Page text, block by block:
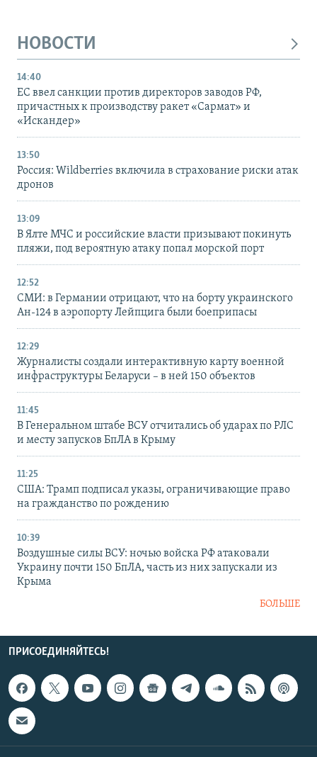
НОВОСТИ
14:40
ЕС ввел санкции против директоров заводов РФ,
причастных к производству ракет «Сармат» и
«Искандер»
13:50
Россия: Wildberries включила в страхование риски атак
дронов
13:09
В Ялте МЧС и российские власти призывают покинуть
пляжи, под вероятную атаку попал морской порт
12:52
СМИ: в Германии отрицают, что на борту украинского
Ан-124 в аэропорту Лейпцига были боеприпасы
12:29
Журналисты создали интерактивную карту военной
инфраструктуры Беларуси – в ней 150 объектов
11:45
В Генеральном штабе ВСУ отчитались об ударах по РЛС
и месту запусков БпЛА в Крыму
11:25
США: Трамп подписал указы, ограничивающие право
на гражданство по рождению
10:39
Воздушные силы ВСУ: ночью войска РФ атаковали
Украину почти 150 БпЛА, часть из них запускали из
Крыма
БОЛЬШЕ
ПРИСОЕДИНЯЙТЕСЬ!